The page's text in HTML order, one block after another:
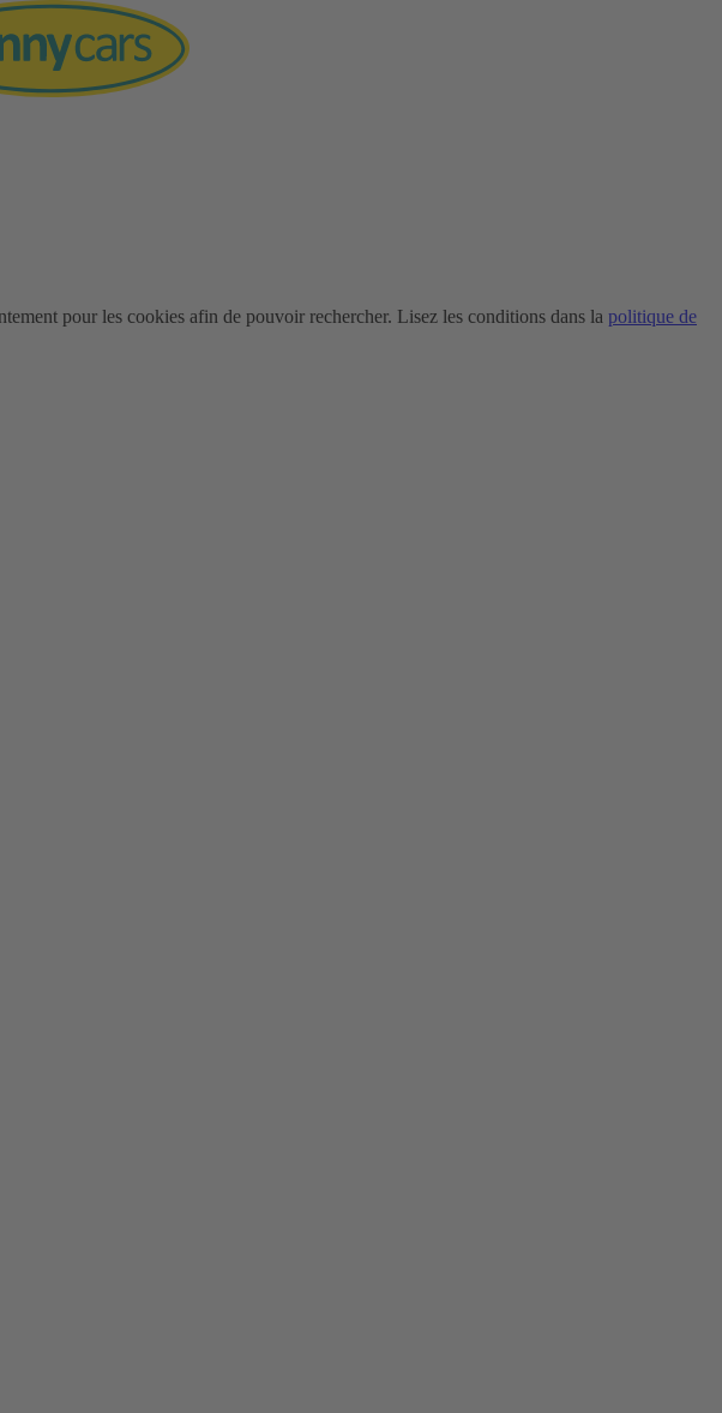
pour les cookies afin de pouvoir rechercher. Lisez les conditions dans la politique de